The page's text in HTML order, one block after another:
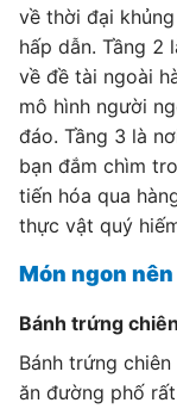
về thời đại
hấp dẫn. Tầng 2
về đề tài ngoài
mô hình người
đáo. Tầng 3 là
bạn đắm chìm
tiến hóa qua
thực vật quý
Món ngon
Bánh trứng
Bánh trứng
ăn đường phố